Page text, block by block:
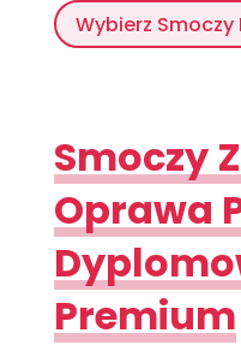
Wybierz Smoczy
Smoczy
Oprawa
Premium